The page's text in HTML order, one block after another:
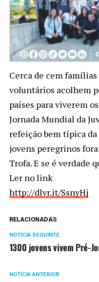
Cerca de cem
voluntários acolhem
países para viverem
Jornada Mundial da
refeição bem típica
jovens peregrinos
Trofa. E se é verdade
Ler no link
http://dlvr.it/SsnyHj
RELACIONADAS
NOTÍCIA SEGUINTE
1300 jovens vivem Pré-
NOTÍCIA ANTERIOR